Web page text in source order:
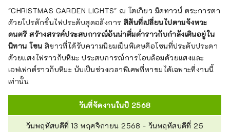
"CHRISTMAS GARDEN LIGHTS" ณ โตเกียว มิดทาวน์ ตระการตา
ด้วยโปรดักชั่นไฟประดับสุดอลังการ สีสันที่เปลี่ยนไปตามจังหวะ
ดนตรี สร้างสรรค์ประสบการณ์อันน่าดื่มด่ำราวกับกำลังเดินอยู่ใน
นิทาน โซน สีขาวที่ได้รับความนิยมเป็นพิเศษคือโซนที่ประดับประดา
ด้วยแสงไฟราวกับหิมะ ประสบการณ์การโอบล้อมด้วยแสงและ
เอฟเฟกต์ราวกับหิมะ นับเป็นช่วงเวลาพิเศษที่หาชมได้เฉพาะที่งานนี้
เท่านั้น
วันที่จัดงานในปี 2568
วันพฤหัสบดีที่ 13 พฤศจิกายน 2568 - วันพฤหัสบดีที่ 25